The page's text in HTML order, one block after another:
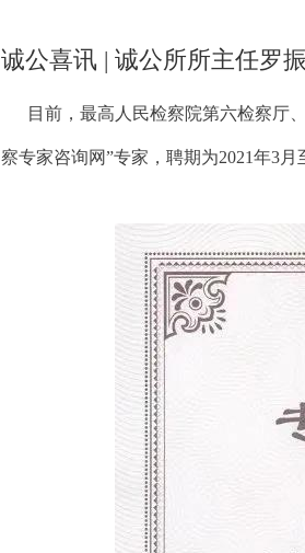
诚公喜讯 | 诚公所所主任罗
目前，最高人民检察院第六检察厅、
察专家咨询网”专家，聘期为2021年3月